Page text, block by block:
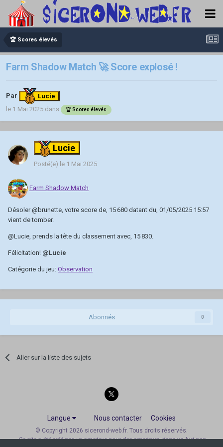
🏆 Scores élevés
Farm Shadow Match 🚀 Score explosé !
Par
Lucie
le 1 Mai 2025 dans 🏆 Scores élevés
Lucie
Posté(e) le 1 Mai 2025
Farm Shadow Match
Désoler@brunette , votre score de, 15 680 datant du, 01/05/2025 15:57
vient de tomber.
@Lucie , prends la tête du classement avec, 15 830.
Félicitation! @Lucie
Catégorie du jeu: Observation
Abonnés 0
Aller sur la liste des sujets
Langue Nous contacter Cookies
© Copyright 2026 sicerond-web.fr. Tous droits réservés.
Ce site a été créé par un amateur, pour des amateurs, dans un but non